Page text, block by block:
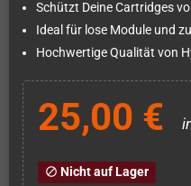
Schützt Deine Cartridges
Ideal für lose Module und
Hochwertige Qualität von
25,00 €
block Nicht auf Lager